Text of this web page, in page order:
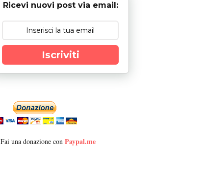
Ricevi nuovi post via email:
Iscriviti
Fai una donazione con Paypal.me